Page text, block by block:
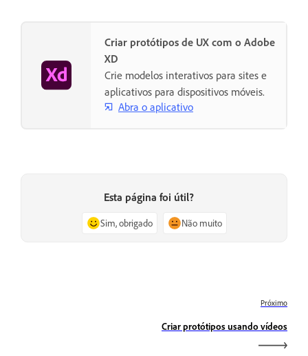
Criar protótipos de UX com o Adobe
XD
Crie modelos interativos para sites e
aplicativos para dispositivos móveis.
Abra o aplicativo
Esta página foi útil?
Sim, obrigado Não muito
Próximo
Criar protótipos usando vídeos